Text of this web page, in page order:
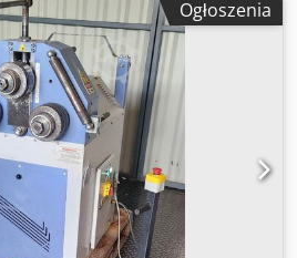
do obracania w prawo/lewo
- Może być używana
Ajpxmauohlsf Opcje na
górny podajnik rolkowy - Silnik
wyświetlacz - Silnik hamujący do
- Zestawy rolek
Ogłoszenia